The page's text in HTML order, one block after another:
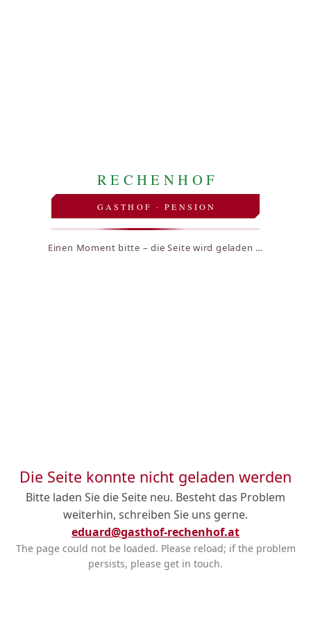
RECHENHOF
GASTHOF · PENSION
Einen Moment bitte – die Seite wird geladen …
Die Seite konnte nicht geladen werden
Bitte laden Sie die Seite neu. Besteht das Problem
weiterhin, schreiben Sie uns gerne.
eduard@gasthof-rechenhof.at
The page could not be loaded. Please reload; if the problem
persists, please get in touch.